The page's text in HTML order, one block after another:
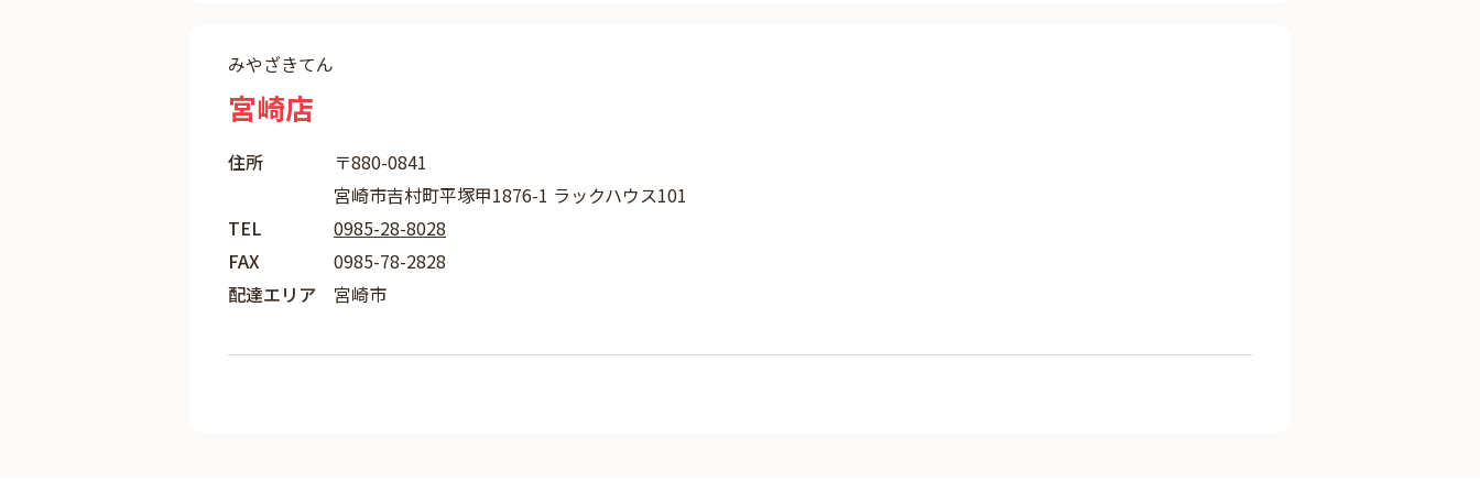
みやざきてん
宮崎店
住所
〒880-0841
宮崎市吉村町平塚甲1876-1 ラックハウス101
TEL
0985-28-8028
FAX
0985-78-2828
配達エリア
宮崎市